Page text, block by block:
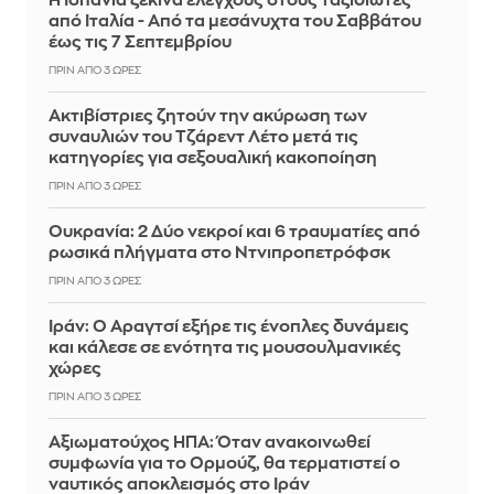
από Ιταλία - Από τα μεσάνυχτα του Σαββάτου
έως τις 7 Σεπτεμβρίου
ΠΡΙΝ ΑΠΌ 3 ΏΡΕΣ
Ακτιβίστριες ζητούν την ακύρωση των
συναυλιών του Τζάρεντ Λέτο μετά τις
κατηγορίες για σεξουαλική κακοποίηση
ΠΡΙΝ ΑΠΌ 3 ΏΡΕΣ
Ουκρανία: 2 Δύο νεκροί και 6 τραυματίες από
ρωσικά πλήγματα στο Ντνιπροπετρόφσκ
ΠΡΙΝ ΑΠΌ 3 ΏΡΕΣ
Ιράν: Ο Αραγτσί εξήρε τις ένοπλες δυνάμεις
και κάλεσε σε ενότητα τις μουσουλμανικές
χώρες
ΠΡΙΝ ΑΠΌ 3 ΏΡΕΣ
Αξιωματούχος ΗΠΑ: Όταν ανακοινωθεί
συμφωνία για το Ορμούζ, θα τερματιστεί ο
ναυτικός αποκλεισμός στο Ιράν